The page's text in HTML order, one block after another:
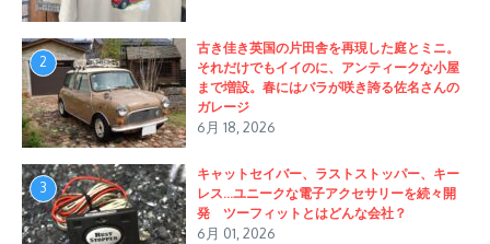
2
古き佳き英国の片田舎を再現した庭とミニ。
それだけでもイイのに、アンティークな小屋
まで増設。春にはバラが咲き誇る佐名さんの
ガレージ
6月 18, 2026
3
キャットセイバー、ラストストッパー、キー
レス…ユニークな電子アクセサリーを続々開
発 ツーフィットとはどんな会社？
6月 01, 2026